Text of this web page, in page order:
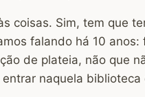
coisas. Sim, tem que
falando há 10
de plateia, não que
naquela